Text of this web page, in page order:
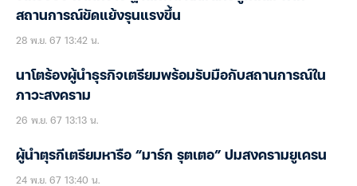
สถานการณ์ขัดแย้งรุนแรงขึ้น
28 พ.ย. 67 13:42 น.
นาโตร้องผู้นำธุรกิจเตรียมพร้อมรับมือกับสถานการณ์ใน
ภาวะสงคราม
26 พ.ย. 67 13:13 น.
ผู้นำตุรกีเตรียมหารือ “มาร์ก รุตเตอ” ปมสงครามยูเครน
24 พ.ย. 67 13:40 น.